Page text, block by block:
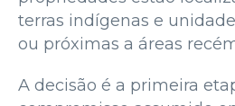
terras indígenas e
ou próximas a áreas
A decisão é a primeira